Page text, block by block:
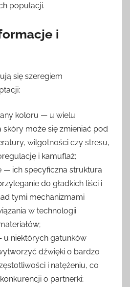
populacji.
i
się szeregiem
koloru — u wielu
może się zmieniać pod
wilgotności czy stresu,
i kamuflaż;
— ich specyficzna struktura
do gładkich liści i
tymi mechanizmami
w technologii
u niektórych gatunków
dźwięki o bardzo
i natężeniu, co
o partnerki;